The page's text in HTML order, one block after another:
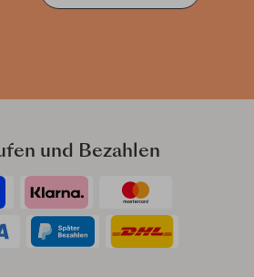
und Bezahlen